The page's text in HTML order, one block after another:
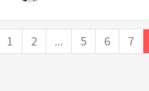
1 2 ... 5 6 7